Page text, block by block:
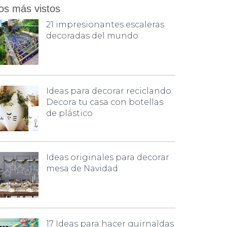
más vistos
21 impresionantes escaleras
decoradas del mundo
Ideas para decorar reciclando:
Decora tu casa con botellas
de plástico
Ideas originales para decorar
mesa de Navidad
17 Ideas para hacer guirnaldas